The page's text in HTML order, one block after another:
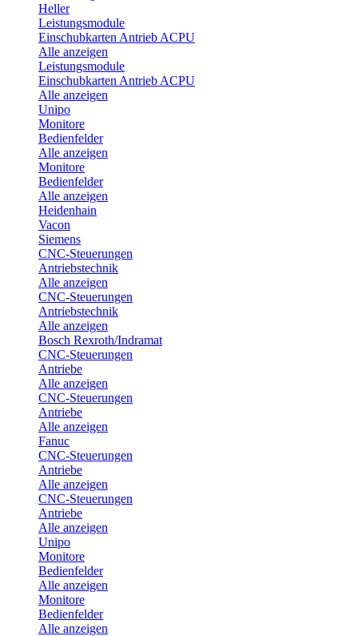
Heller
Leistungsmodule
Einschubkarten Antrieb ACPU
Alle anzeigen
Leistungsmodule
Einschubkarten Antrieb ACPU
Alle anzeigen
Unipo
Monitore
Bedienfelder
Alle anzeigen
Monitore
Bedienfelder
Alle anzeigen
Heidenhain
Vacon
Siemens
CNC-Steuerungen
Antriebstechnik
Alle anzeigen
CNC-Steuerungen
Antriebstechnik
Alle anzeigen
Bosch Rexroth/Indramat
CNC-Steuerungen
Antriebe
Alle anzeigen
CNC-Steuerungen
Antriebe
Alle anzeigen
Fanuc
CNC-Steuerungen
Antriebe
Alle anzeigen
CNC-Steuerungen
Antriebe
Alle anzeigen
Unipo
Monitore
Bedienfelder
Alle anzeigen
Monitore
Bedienfelder
Alle anzeigen